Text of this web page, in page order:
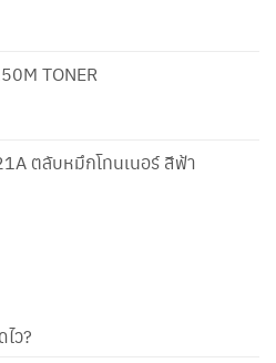
TONER
ตลับหมึกโทนเนอร์ สีฟ้า
ว?